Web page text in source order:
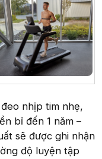
nhịp tim nhẹ,
bỉ đến 1 năm –
sẽ được ghi nhận
độ luyện tập